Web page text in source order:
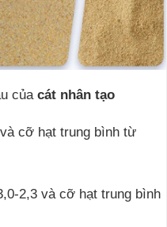
của cát nhân tạo
cỡ hạt trung bình từ
2,3 và cỡ hạt trung bình